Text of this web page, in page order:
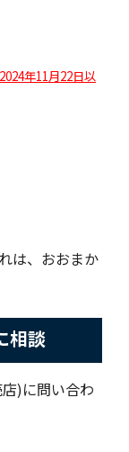
年11月22日以
は、おおまか
相談
)に問い合わ